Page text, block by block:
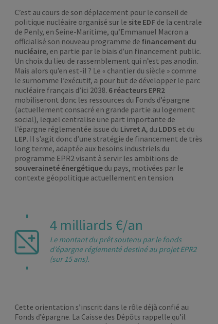
C’est au cours de son déplacement pour le conseil de
politique nucléaire organisé sur le site EDF de la centrale
de Penly, en Seine-Maritime, qu’Emmanuel Macron a
officialisé son nouveau programme de financement du
nucléaire, en partie par le biais d’un financement public.
Un choix du lieu de rassemblement qui n’est pas anodin.
Mais alors qu’en est-il ? Le « chantier du siècle » comme
le surnomme l’exécutif, a pour but de développer le parc
nucléaire français d’ici 2038. 6 réacteurs EPR2
mobiliseront donc les ressources du Fonds d’épargne
(actuellement consacré en grande partie au logement
social), lequel centralise une part importante de
l’épargne réglementée issue du Livret A, du LDDS et du
LEP. Il s’agit donc d’une stratégie de financement de très
long terme, adaptée aux besoins industriels du
programme EPR2 visant à servir les ambitions de
souveraineté énergétique du pays, motivées par le
contexte géopolitique actuellement en tension.
4 milliards €/an
Le montant du prêt soutenu par le fonds
d’épargne réglementé destiné au projet EPR2
(sur 15 ans).
Cette orientation s’inscrit dans le rôle déjà confié au
Fonds d’épargne. La Caisse des Dépôts rappelle qu’il